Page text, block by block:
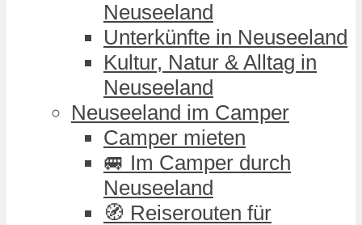
Neuseeland
Unterkünfte in Neuseeland
Kultur, Natur & Alltag in
Neuseeland
Neuseeland im Camper
Camper mieten
🚐 Im Camper durch
Neuseeland
🧭 Reiserouten für